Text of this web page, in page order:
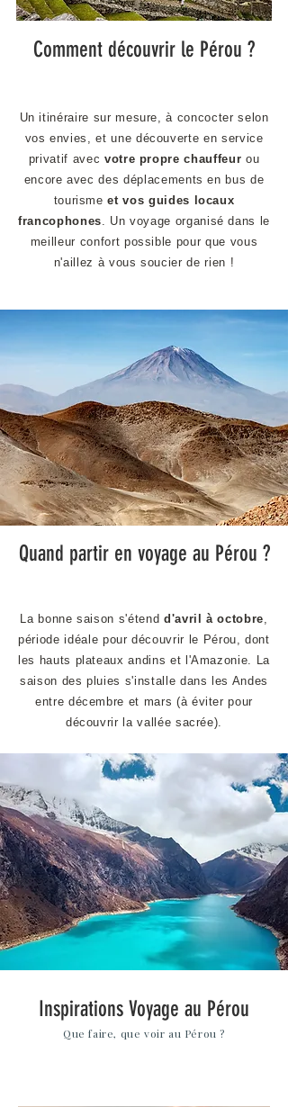
Comment découvrir le Pérou ?
Un itinéraire sur mesure, à concocter selon
vos envies, et une découverte en service
privatif avec votre propre chauffeur ou
encore avec des déplacements en bus de
tourismeet vos guides locaux
francophones. Un voyage organisé dans le
meilleur confort possible pour que vous
n'aillez à vous soucier de rien !
Quand partir en voyage au Pérou ?
La bonne saison s'étend d'avril à octobre,
période idéale pour découvrir le Pérou, dont
les hauts plateaux andins et l'Amazonie. La
saison des pluies s'installe dans les Andes
entre décembre et mars (à éviter pour
découvrir la vallée sacrée).
Inspirations Voyage au Pérou
Que faire, que voir au Pérou ?